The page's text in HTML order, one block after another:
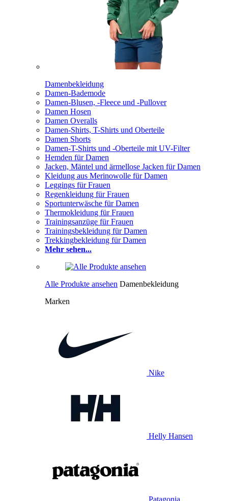
Damenbekleidung
Damen-Bademode
Damen-Blusen, -Fleece und -Pullover
Damen Hosen
Damen Overalls
Damen-Shirts, T-Shirts und Oberteile
Damen Shorts
Damen-T-Shirts und -Oberteile mit UV-Filter
Hemden für Damen
Jacken, Mäntel und ärmellose Jacken für Damen
Kleidung aus Merinowolle für Damen
Leggings für Frauen
Regenkleidung für Frauen
Sportunterwäsche für Damen
Thermokleidung für Frauen
Trainingsanzüge für Frauen
Trainingsbekleidung für Damen
Trekkingbekleidung für Damen
Mehr sehen...
Alle Produkte ansehen Damenbekleidung
Marken
Nike
Helly Hansen
Patagonia